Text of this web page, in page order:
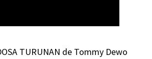
TURUNAN de Tommy Dewo